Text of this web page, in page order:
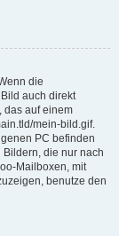
die
auch direkt
das auf einem
mein-bild.gif.
PC befinden
die nur nach
Mailboxen, mit
benutze den